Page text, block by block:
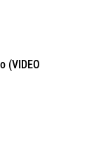
(VIDEO